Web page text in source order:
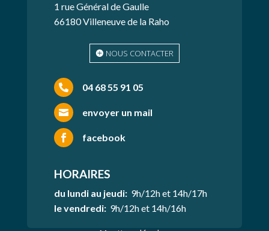
1 rue Général de Gaulle
66180 Villeneuve de la Raho
NOUS CONTACTER
 04 68 55 91 05
 envoyer un mail
 facebook
HORAIRES
du lundi au jeudi: 9h/12h et 14h/17h
le vendredi:9h/12h et 14h/16h